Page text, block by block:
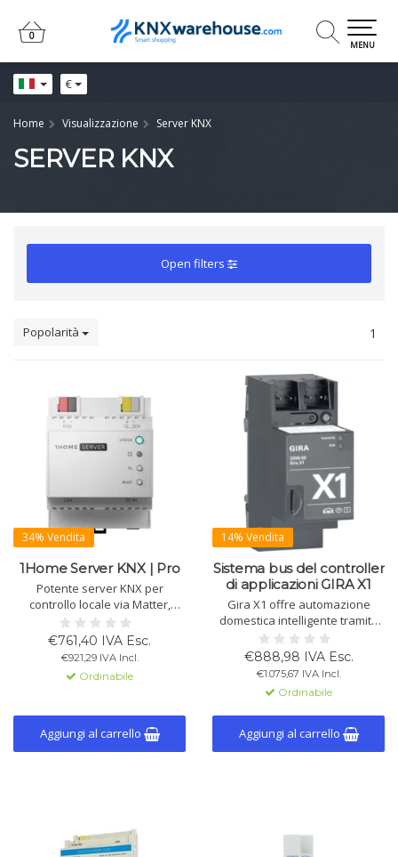
€
0
0
MENU
Home Visualizzazione Server KNX
SERVER KNX
Open filters
Popolarità 1
34% Vendita
1Home Server KNX | Pro
Potente server KNX per
controllo locale via Matter,
integrazione con Apple, Google,
SmartThings e dispositivi IoT,
automazione e accesso remoto
sicuro con programmazione.
€761,40 IVA Esc.
€921,29 IVA Incl.
Ordinabile
Aggiungi al carrello
14% Vendita
Sistema bus del controller
di applicazioni GIRA X1
Gira X1 offre automazione
domestica intelligente tramite
KNX. Controlla illuminazione,
temperatura e dispositivi
tramite l'app Gira Smart Home,
disponibile nell'app store.
Integrazione facile con Philips
Hue e Sonos.
€888,98 IVA Esc.
€1.075,67 IVA Incl.
Ordinabile
Aggiungi al carrello